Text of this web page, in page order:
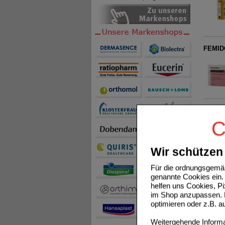
Wir
Für die
genannte Cookies
helfen uns Cookies,
im Shop anzupassen.
optimieren oder z.B.
Weitergehende